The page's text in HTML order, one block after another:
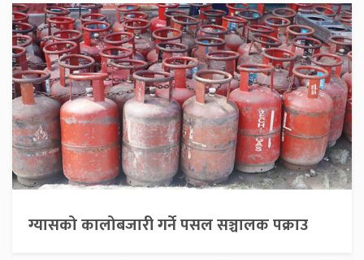
ग्यासको कालोबजारी गर्ने पसल सञ्चालक पक्राउ